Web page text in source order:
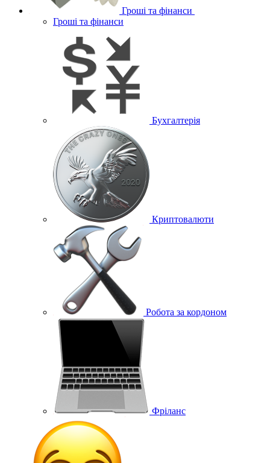
Гроші та фінанси
Гроші та фінанси
Бухгалтерія
Криптовалюти
Робота за кордоном
Фріланс